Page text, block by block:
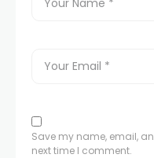
Save my name, email,
next time I comment.